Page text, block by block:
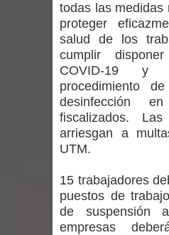
vacunarse
Mario Meza
ministra de
Linares: “No
Seremi de
niños y
emergencia.
todas las medidas
proteger
salud de los
cumplir
COVID-19 y
procedimiento
desinfección
fiscalizados.
arriesgan a
UTM.
15 trabajadores
puestos de
de suspensión
empresas